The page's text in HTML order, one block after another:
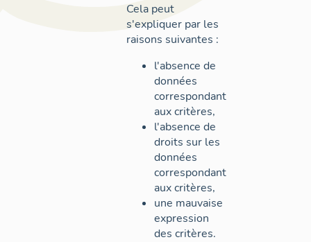
Cela peut
s'expliquer par les
raisons suivantes :
l'absence de
données
correspondant
aux critères,
l'absence de
droits sur les
données
correspondant
aux critères,
une mauvaise
expression
des critères.